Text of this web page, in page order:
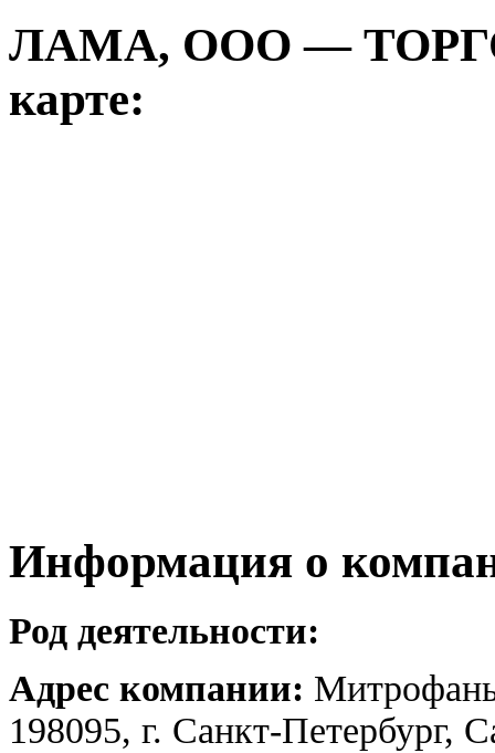
ЛАМА, ООО —
карте:
Информация о
Род деятельности:
Адрес компании:
198095, г. Санкт-Петербург,